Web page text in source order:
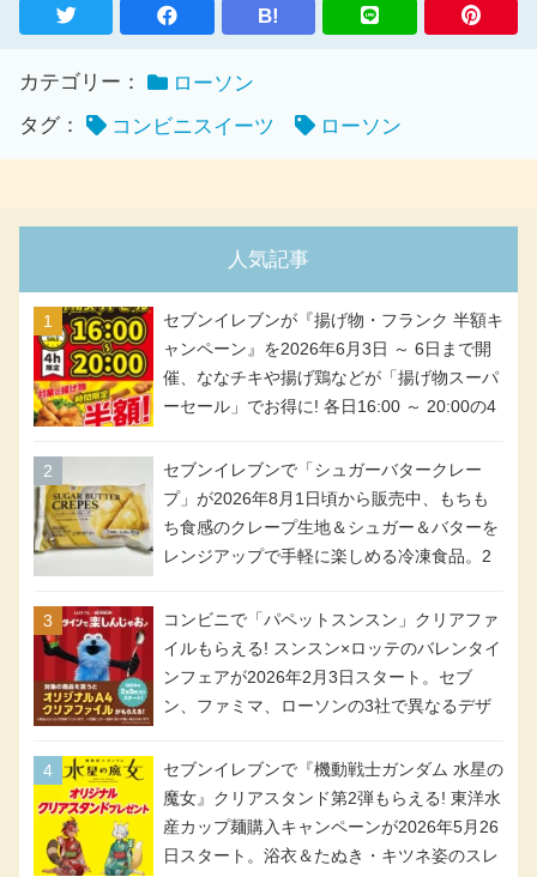
B!
カテゴリー：
ローソン
タグ：
コンビニスイーツ ローソン
人気記事
セブンイレブンが『揚げ物・フランク 半額キ
ャンペーン』を2026年6月3日 ～ 6日まで開
催、ななチキや揚げ鶏などが「揚げ物スーパ
ーセール」でお得に! 各日16:00 ～ 20:00の4
アメリカンドッグが税抜き69円!
セブンイレブンで「シュガーバタークレー
プ」が2026年8月1日頃から販売中、もちも
ち食感のクレープ生地＆シュガー＆バターを
レンジアップで手軽に楽しめる冷凍食品。2
コンビニで「パペットスンスン」クリアファ
イルもらえる! スンスン×ロッテのバレンタイ
ンフェアが2026年2月3日スタート。セブ
ン、ファミマ、ローソンの3社で異なるデザ
セブンイレブンで『機動戦士ガンダム 水星の
魔女』クリアスタンド第2弾もらえる! 東洋水
産カップ麺購入キャンペーンが2026年5月26
日スタート。浴衣＆たぬき・キツネ姿のスレ